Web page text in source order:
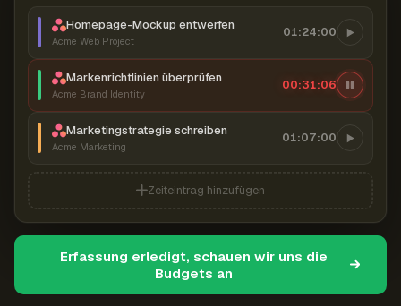
Homepage-Mockup entwerfen
Acme Web Project
01:24:00
Markenrichtlinien überprüfen
Acme Brand Identity
00:31:07
Marketingstrategie schreiben
Acme Marketing
01:07:00
Zeiteintrag hinzufügen
Erfassung erledigt, schauen wir uns die
Budgets an